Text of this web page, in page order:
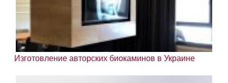
Изготовление авторских биокаминов в Украине